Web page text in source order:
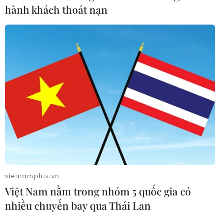
Lập kênh TikTok khởi nghiệp, lừa
đảo chiếm đoạt 15 tỷ đồng
05/08/2026 11:36
Xem thêm
CƠ QUAN CHỦ QUẢN: THÔNG TẤN XÃ VIỆT NAM
Tổng Biên tập: TRẦN TIẾN DUẨN
hành khách thoát nạn
vietnamplus.vn
Việt Nam nằm trong nhóm 5 quốc gia có
nhiều chuyến bay qua Thái Lan